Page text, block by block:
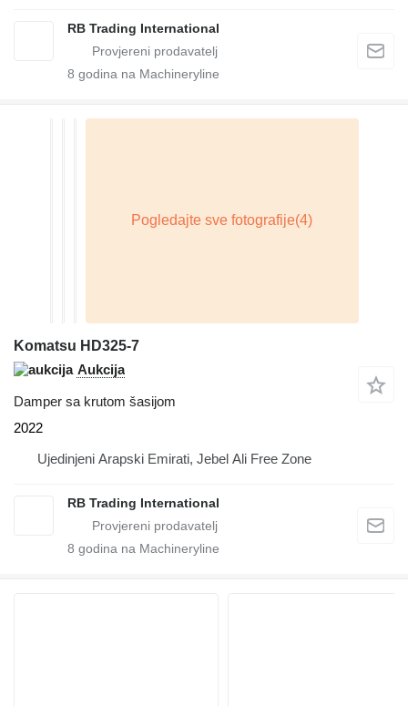
RB Trading International
8 godina na Machineryline
Komatsu HD325-7
Aukcija
Damper sa krutom šasijom
2022
Ujedinjeni Arapski Emirati, Jebel Ali Free Zone
RB Trading International
8 godina na Machineryline